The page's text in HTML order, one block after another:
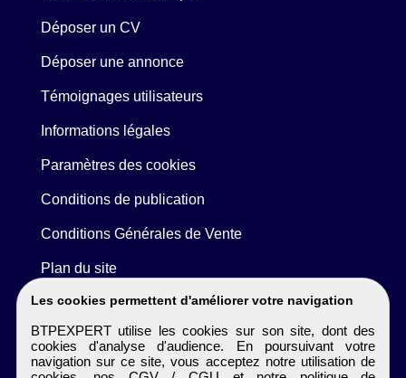
Les cookies permettent d'améliorer votre navigation
BTPEXPERT utilise les cookies sur son site, dont des
cookies d'analyse d'audience. En poursuivant votre
navigation sur ce site, vous acceptez notre utilisation de
Déposer un CV
Déposer une annonce
Témoignages utilisateurs
Informations légales
Paramètres des cookies
Conditions de publication
Conditions Générales de Vente
Plan du site